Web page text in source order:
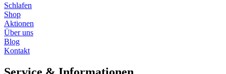
Schlafen
Shop
Aktionen
Über uns
Blog
Kontakt